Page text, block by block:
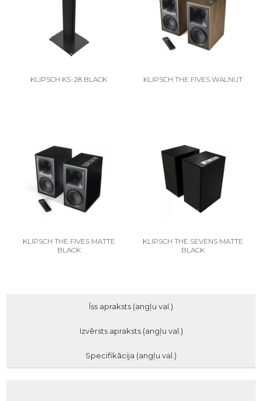
KLIPSCH KS-28 BLACK KLIPSCH THE FIVES WALNUT
KLIPSCH THE FIVES MATTE
BLACK
KLIPSCH THE SEVENS MATTE
BLACK
Īss apraksts (angļu val.)
Izvērsts apraksts (angļu val.)
Specifikācija (angļu val.)